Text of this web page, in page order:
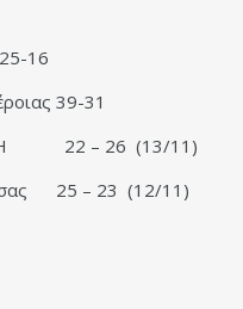
16
39-31
22 – 26 (13/11)
25 – 23 (12/11)